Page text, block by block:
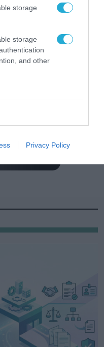
storage
storage
and other
Privacy Policy